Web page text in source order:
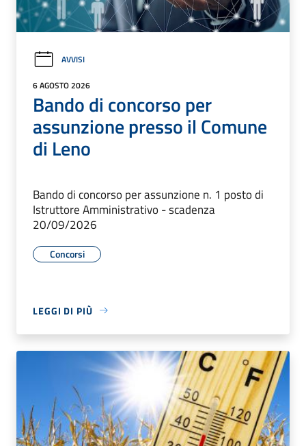
AVVISI
6 AGOSTO 2026
Bando di concorso per
assunzione presso il Comune
di Leno
Bando di concorso per assunzione n. 1 posto di
Istruttore Amministrativo - scadenza
20/09/2026
Concorsi
LEGGI DI PIÙ